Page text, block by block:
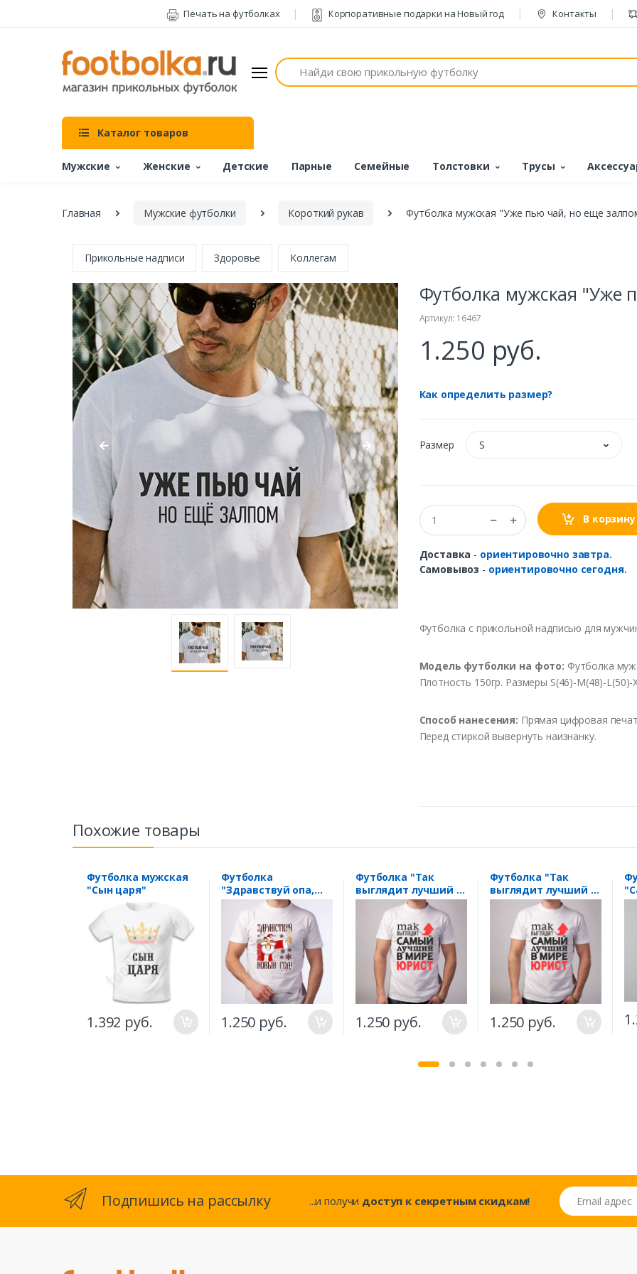
Печать на футболках Корпоративные подарки на Новый год Контакты
Поиск
Каталог товаров
Мужские Женские Детские Парные Семейные Толстовки Трусы
Главная Мужские футболки Короткий рукав Футболка мужская "Уже пью чай, но еще
Прикольные надписи Здоровье Коллегам
Футболка мужская "Уже
Артикул: 16467
1.250 руб.
Как определить размер?
Размер S
В корзину
Доставка - ориентировочно завтра.
Самовывоз - ориентировочно сегодня.
Футболка с прикольной надписью для
Модель футболки на фото: Футболка
Плотность 150гр. Размеры S(46)-M(48)-L(50)-
Способ нанесения: Прямая цифровая
Перед стиркой вывернуть наизнанку.
Похожие товары
Футболка мужская
"Сын царя"
1.392 руб.
Футболка
"Здравствуй опа,
Новый год"
1.250 руб.
Футболка "Так
выглядит лучший в
мире юрист"
стрелка
1.250 руб.
Футболка "Так
выглядит лучший в
мире юрист"
стрелка
1.250 руб.
Подпишись на рассылку ...и получи доступ к секретным скидкам!
Email адрес